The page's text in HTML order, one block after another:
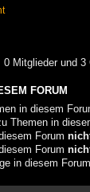
0 Mitglieder und 3
FORUM
in diesem
Themen in
Forum
Forum
in diesem